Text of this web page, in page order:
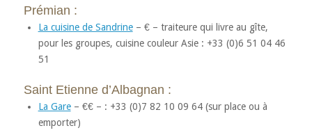
Prémian :
La cuisine de Sandrine– € – traiteure qui livre au gîte,
pour les groupes, cuisine couleur Asie : +33 (0)6 51 04 46
51
Saint Etienne d’Albagnan :
La Gare– €€ – : +33 (0)7 82 10 09 64 (sur place ou à
emporter)